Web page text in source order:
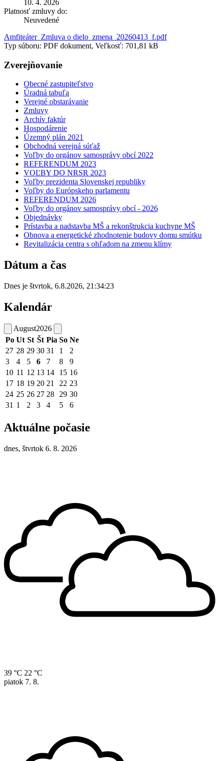
10. 4. 2026
Platnosť zmluvy do:
Neuvedené
Amfiteáter_Zmluva o dielo_zmena_20260413_f.pdf
Typ súboru: PDF dokument, Veľkosť: 701,81 kB
Zverejňovanie
Obecné zastupiteľstvo
Úradná tabuľa
Verejné obstarávanie
Zmluvy
Archív faktúr
Hospodárenie
Územný plán 2021
Obchodná verejná súťaž
Voľby do orgánov samosprávy obcí 2022
REFERENDUM 2023
VOĽBY DO NRSR 2023
Voľby prezidenta Slovenskej republiky
Voľby do Európskeho parlamentu
REFERENDUM 2026
Voľby do orgánov samosprávy obcí - 2026
Objednávky
Prístavba a nadstavba MŠ a rekonštrukcia kuchyne MŠ
Obnova a energetické zhodnotenie budovy domu smútku
Revitalizácia centra s ohľadom na zmenu klímy
Dátum a čas
Dnes je štvrtok, 6.8.2026, 21:34:23
Kalendár
August2026
Po Ut St Št Pia So Ne
27 28 29 30 31 1
2
3
4 5 6 7 8
9
10 11 12 13 14 15 16
17 18 19 20 21 22 23
24 25 26 27 28 29 30
31 1 2 3 4 5 6
Aktuálne počasie
dnes, štvrtok 6. 8. 2026
39 °C 22 °C
piatok 7. 8.